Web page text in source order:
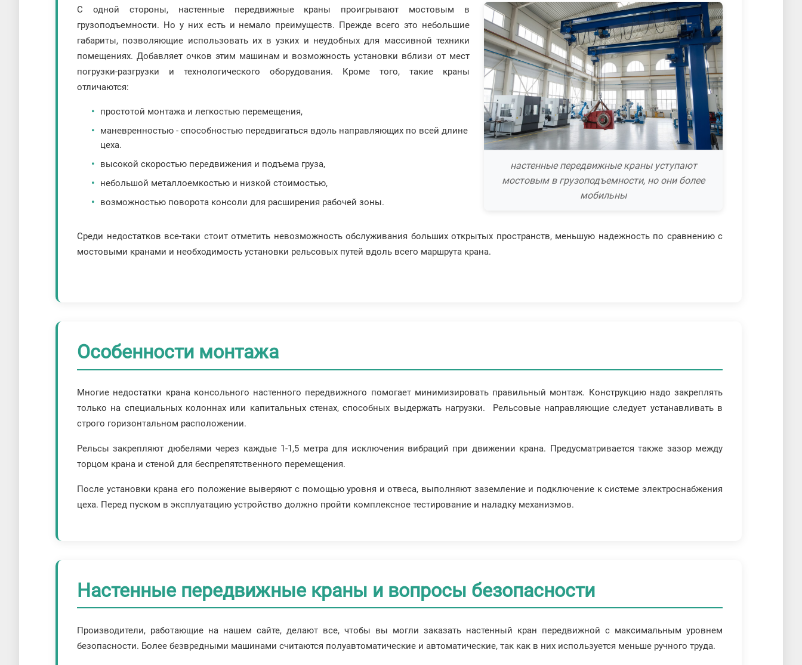
настенные передвижные краны уступают
мостовым в грузоподъемности, но они более
мобильны
С одной стороны, настенные передвижные краны проигрывают мостовым в
грузоподъемности. Но у них есть и немало преимуществ. Прежде всего это небольшие
габариты, позволяющие использовать их в узких и неудобных для массивной техники
помещениях. Добавляет очков этим машинам и возможность установки вблизи от мест
погрузки-разгрузки и технологического оборудования. Кроме того, такие краны
отличаются:
простотой монтажа и легкостью перемещения,
маневренностью - способностью передвигаться вдоль направляющих по всей длине
цеха.
высокой скоростью передвижения и подъема груза,
небольшой металлоемкостью и низкой стоимостью,
возможностью поворота консоли для расширения рабочей зоны.
Среди недостатков все-таки стоит отметить невозможность обслуживания больших открытых пространств, меньшую надежность по сравнению с
мостовыми кранами и необходимость установки рельсовых путей вдоль всего маршрута крана.
Особенности монтажа
Многие недостатки крана консольного настенного передвижного помогает минимизировать правильный монтаж. Конструкцию надо закреплять
только на специальных колоннах или капитальных стенах, способных выдержать нагрузки. Рельсовые направляющие следует устанавливать в
строго горизонтальном расположении.
Рельсы закрепляют дюбелями через каждые 1-1,5 метра для исключения вибраций при движении крана. Предусматривается также зазор между
торцом крана и стеной для беспрепятственного перемещения.
После установки крана его положение выверяют с помощью уровня и отвеса, выполняют заземление и подключение к системе электроснабжения
цеха. Перед пуском в эксплуатацию устройство должно пройти комплексное тестирование и наладку механизмов.
Настенные передвижные краны и вопросы безопасности
Производители, работающие на нашем сайте, делают все, чтобы вы могли заказать настенный кран передвижной с максимальным уровнем
безопасности. Более безвредными машинами считаются полуавтоматические и автоматические, так как в них используется меньше ручного труда.